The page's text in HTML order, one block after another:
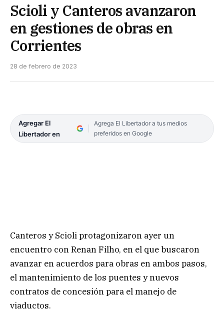
Scioli y Canteros avanzaron
en gestiones de obras en
Corrientes
28 de febrero de 2023
Agregar El
Libertador en
Agrega El Libertador a tus medios
preferidos en Google
Canteros y Scioli protagonizaron ayer un
encuentro con Renan Filho, en el que buscaron
avanzar en acuerdos para obras en ambos pasos,
el mantenimiento de los puentes y nuevos
contratos de concesión para el manejo de
viaductos.